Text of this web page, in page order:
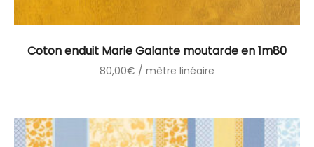
Coton enduit Marie Galante moutarde en 1m80
80,00€ / mètre linéaire